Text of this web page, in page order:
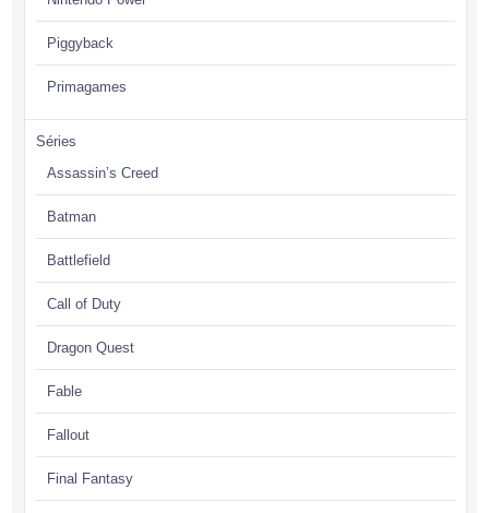
Piggyback
Primagames
Séries
Assassin’s Creed
Batman
Battlefield
Call of Duty
Dragon Quest
Fable
Fallout
Final Fantasy